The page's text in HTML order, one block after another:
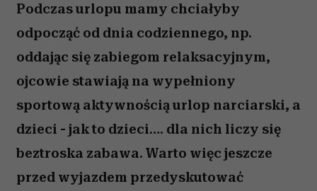
Podczas urlopu mamy chciałyby
odpocząć od dnia codziennego, np.
oddając się zabiegom relaksacyjnym,
ojcowie stawiają na wypełniony
sportową aktywnością urlop narciarski, a
dzieci - jak to dzieci…. dla nich liczy się
beztroska zabawa. Warto więc jeszcze
przed wyjazdem przedyskutować